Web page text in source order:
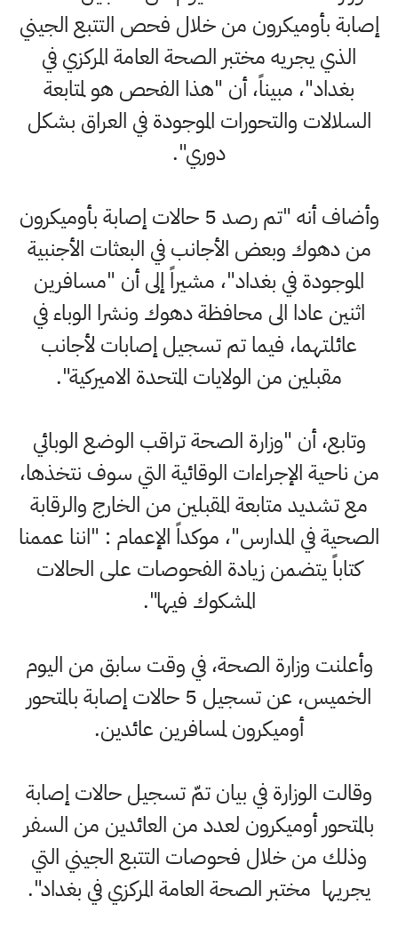
إصابة بأوميكرون من خلال فحص التتبع الجيني
الذي يجريه مختبر الصحة العامة المركزي في
بغداد"، مبيناً، أن "هذا الفحص هو لمتابعة
السلالات والتحورات الموجودة في العراق بشكل
دوري".
وأضاف أنه "تم رصد 5 حالات إصابة بأوميكرون
من دهوك وبعض الأجانب في البعثات الأجنبية
الموجودة في بغداد"، مشيراً إلى أن "مسافرين
اثنين عادا الى محافظة دهوك ونشرا الوباء في
عائلتهما، فيما تم تسجيل إصابات لأجانب
مقبلين من الولايات المتحدة الاميركية".
وتابع، أن "وزارة الصحة تراقب الوضع الوبائي
من ناحية الإجراءات الوقائية التي سوف نتخذها،
مع تشديد متابعة المقبلين من الخارج والرقابة
الصحية في المدارس"، موكداً الإعمام : "اننا عممنا
كتاباً يتضمن زيادة الفحوصات على الحالات
المشكوك فيها".
وأعلنت وزارة الصحة، في وقت سابق من اليوم
الخميس، عن تسجيل 5 حالات إصابة بالمتحور
أوميكرون لمسافرين عائدين.
وقالت الوزارة في بيان تمّ تسجيل حالات إصابة
بالمتحور أوميكرون لعدد من العائدين من السفر
وذلك من خلال فحوصات التتبع الجيني التي
يجريها مختبر الصحة العامة المركزي في بغداد".